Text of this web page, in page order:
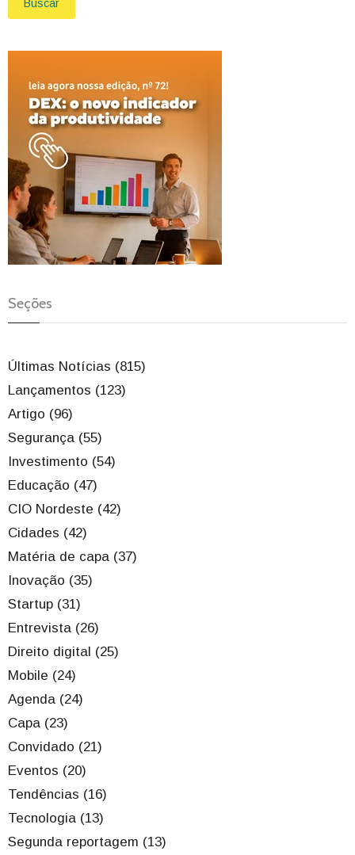
Buscar
Seções
Últimas Notícias (815)
Lançamentos (123)
Artigo (96)
Segurança (55)
Investimento (54)
Educação (47)
CIO Nordeste (42)
Cidades (42)
Matéria de capa (37)
Inovação (35)
Startup (31)
Entrevista (26)
Direito digital (25)
Mobile (24)
Agenda (24)
Capa (23)
Convidado (21)
Eventos (20)
Tendências (16)
Tecnologia (13)
Segunda reportagem (13)